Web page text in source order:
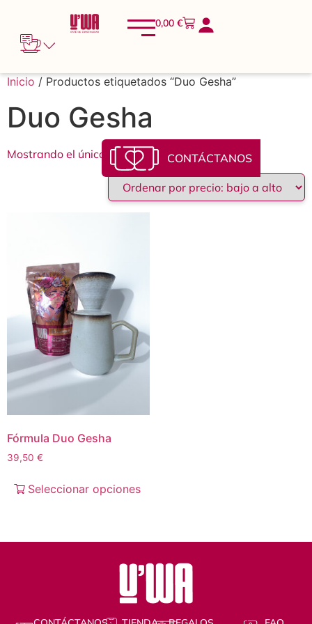
0,00 €
Inicio / Productos etiquetados “Duo Gesha”
Duo Gesha
Mostrando el único resultado
Fórmula Duo Gesha
39,50 €
Seleccionar opciones
CONTÁCTANOS